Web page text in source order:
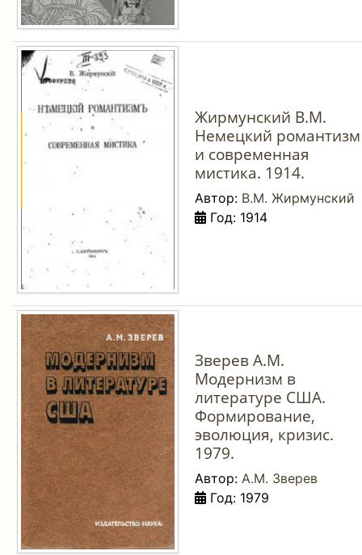
Жирмунский В.М.
Немецкий романтизм
и современная
мистика. 1914.
Автор: В.М. Жирмунский
Год: 1914
Зверев А.М.
Модернизм в
литературе США.
Формирование,
эволюция, кризис.
1979.
Автор: А.М. Зверев
Год: 1979